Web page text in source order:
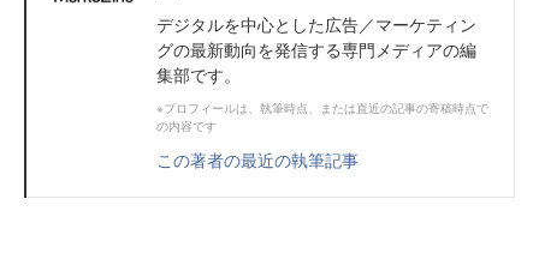
デジタルを中心とした広告／マーケティン
グの最新動向を発信する専門メディアの編
集部です。
※プロフィールは、執筆時点、または直近の記事の寄稿時点で
の内容です
この著者の最近の執筆記事